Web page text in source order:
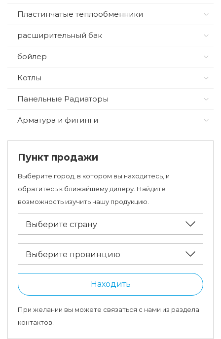
Пластинчатые теплообменники
расширительный бак
бойлер
Котлы
Панельные Радиаторы
Арматура и фитинги
Пункт продажи
Выберите город, в котором вы находитесь, и
обратитесь к ближайшему дилеру. Найдите
возможность изучить нашу продукцию.
Выберите страну
Выберите провинцию
Находить
При желании вы можете связаться с нами из раздела
контактов.